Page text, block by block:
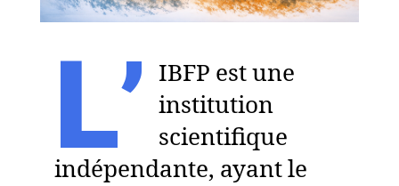
L’
IBFP est une
institution
scientifique
indépendante, ayant le